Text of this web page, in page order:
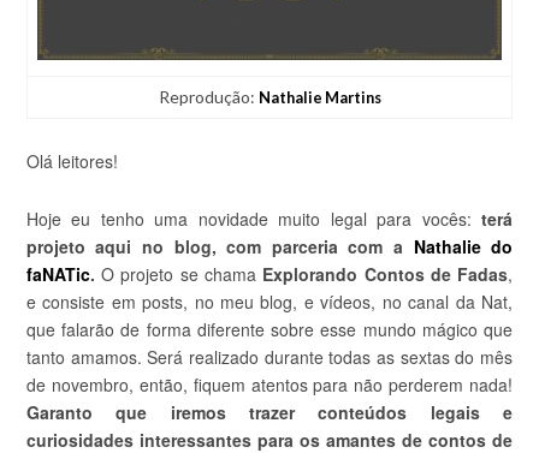
Reprodução: Nathalie Martins
Olá leitores!
Hoje eu tenho uma novidade muito legal para vocês:terá
projeto aqui no blog, com parceria com a Nathalie do
faNATic. O projeto se chama Explorando Contos de Fadas,
e consiste em posts, no meu blog, e vídeos, no canal da Nat,
que falarão de forma diferente sobre esse mundo mágico que
tanto amamos. Será realizado durante todas as sextas do mês
de novembro, então, fiquem atentos para não perderem nada!
Garanto que iremos trazer conteúdos legais e
curiosidades interessantes para os amantes de contos de